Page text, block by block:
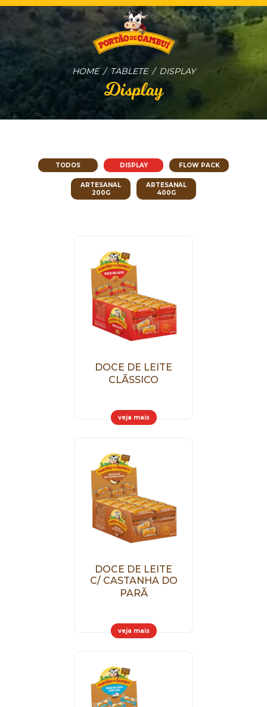
HOME TABLETE DISPLAY
Display
TODOS DISPLAY FLOW PACK
ARTESANAL
200G
ARTESANAL
400G
DOCE DE LEITE
CLÃSSICO
veja mais
DOCE DE LEITE
C/ CASTANHA DO
PARÃ
veja mais